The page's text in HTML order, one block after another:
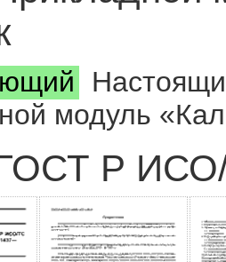
модуль
Р